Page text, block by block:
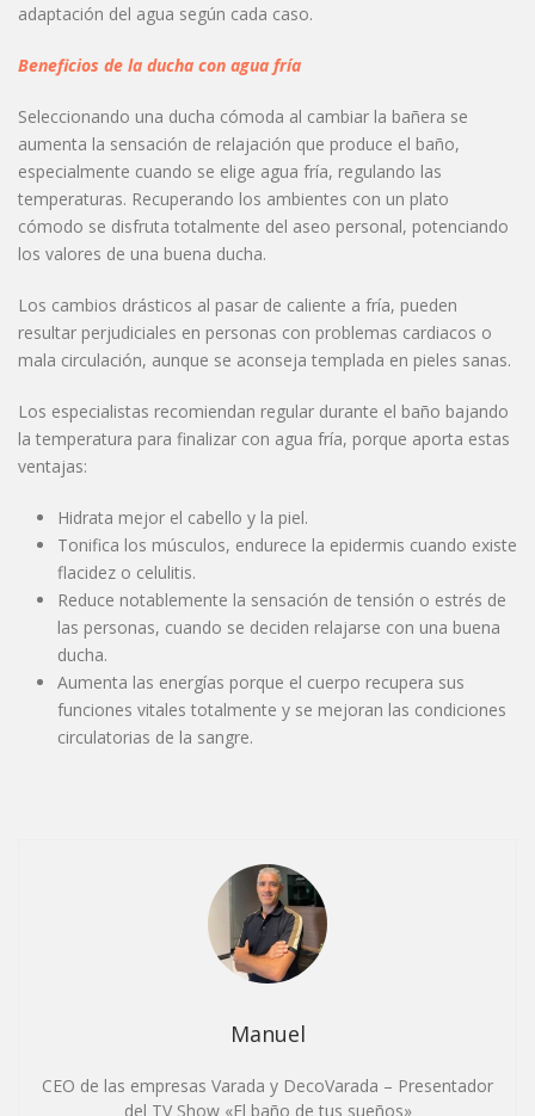
adaptación del agua según cada caso.
Beneficios de la ducha con agua fría
Seleccionando una ducha cómoda al cambiar la bañera se
aumenta la sensación de relajación que produce el baño,
especialmente cuando se elige agua fría, regulando las
temperaturas. Recuperando los ambientes con un plato
cómodo se disfruta totalmente del aseo personal, potenciando
los valores de una buena ducha.
Los cambios drásticos al pasar de caliente a fría, pueden
resultar perjudiciales en personas con problemas cardiacos o
mala circulación, aunque se aconseja templada en pieles sanas.
Los especialistas recomiendan regular durante el baño bajando
la temperatura para finalizar con agua fría, porque aporta estas
ventajas:
Hidrata mejor el cabello y la piel.
Tonifica los músculos, endurece la epidermis cuando existe
flacidez o celulitis.
Reduce notablemente la sensación de tensión o estrés de
las personas, cuando se deciden relajarse con una buena
ducha.
Aumenta las energías porque el cuerpo recupera sus
funciones vitales totalmente y se mejoran las condiciones
circulatorias de la sangre.
Manuel
CEO de las empresas Varada y DecoVarada – Presentador
del TV Show «El baño de tus sueños»